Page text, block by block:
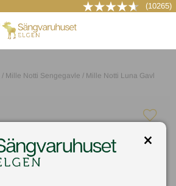
(10265)
LOG IND
/ Mille Notti Sengegavle / Mille Notti Luna Gavl